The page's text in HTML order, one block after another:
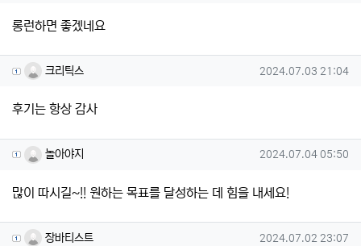
롱런하면 좋겠네요
크리틱스님의 댓글
크리틱스 작성일
2024.07.03 21:04
후기는 항상 감사
놀아야지님의 댓글
놀아야지 작성일
2024.07.04 05:50
많이 따시길~!! 원하는 목표를 달성하는 데 힘을 내세요!
장바티스트님의 댓글
장바티스트 작성일
2024.07.02 23:07